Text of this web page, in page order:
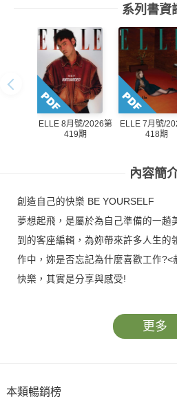
系列書資
ELLE 8月號/2026第
419期
ELLE 7月號/
418期
內容簡
創造自己的快樂 BE YOURSELF
夢想起飛，是屬於為自己準備的一趟
到的客座編輯，為妳帶來許多人生的
作中，妳是否忘記為什麼喜歡工作?<
快樂，其實是分享與感受!
更多
本類暢銷榜